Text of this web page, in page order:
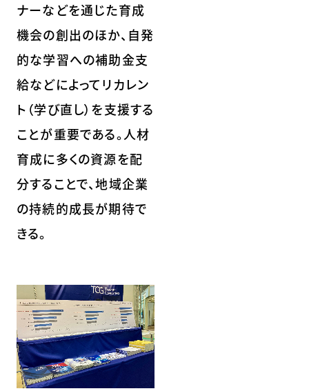
ナーなどを通じた育成
機会の創出のほか、自発
的な学習への補助金支
給などによってリカレン
ト（学び直し）を支援する
ことが重要である。人材
育成に多くの資源を配
分することで、地域企業
の持続的成長が期待で
きる。